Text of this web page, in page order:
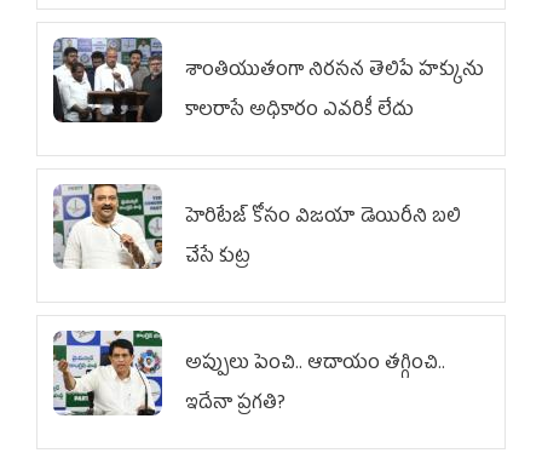
శాంతియుతంగా నిరసన తెలిపే హక్కును
కాలరాసే అధికారం ఎవరికీ లేదు
హెరిటేజ్ కోసం విజయా డెయిరీని బలి
చేసే కుట్ర‌
అప్పులు పెంచి.. ఆదాయం తగ్గించి..
ఇదేనా ప్రగతి?